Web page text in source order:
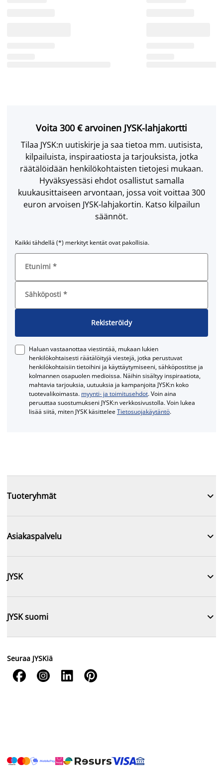
Voita 300 € arvoinen JYSK-lahjakortti
Tilaa JYSK:n uutiskirje ja saa tietoa mm. uutisista,
kilpailuista, inspiraatiosta ja tarjouksista, jotka
räätälöidään henkilökohtaisten tietojesi mukaan.
Hyväksyessäsi ehdot osallistut samalla
kuukausittaiseen arvontaan, jossa voit voittaa 300
euron arvoisen JYSK-lahjakortin. Katso kilpailun
säännöt.
Kaikki tähdellä (*) merkityt kentät ovat pakollisia.
Etunimi *
Sähköposti *
Rekisteröidy
Haluan vastaanottaa viestintää, mukaan lukien
henkilökohtaisesti räätälöityjä viestejä, jotka perustuvat
henkilökohtaisiin tietoihini ja käyttäytymiseeni, sähköpostitse ja
kolmannen osapuolen medioissa. Näihin sisältyy inspiraatiota,
mahtavia tarjouksia, uutuuksia ja kampanjoita JYSK:n koko
tuotevalikoimasta. myynti- ja toimitusehdot. Voin aina
peruuttaa suostumukseni JYSK:n verkkosivustolla. Voin lukea
lisää siitä, miten JYSK käsitteleeTietosuojakäytäntö.
Tuoteryhmät 
Asiakaspalvelu 
JYSK 
JYSK suomi 
Seuraa JYSKiä
   